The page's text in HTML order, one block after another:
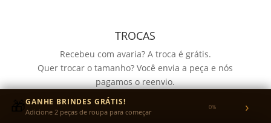
TROCAS
Recebeu com avaria? A troca é grátis.
Quer trocar o tamanho? Você envia a peça e nós
pagamos o reenvio.
Garantia de 30 dias para defeitos de fabricação no
tecido ou na estampa.
🎁GANHE BRINDES GRÁTIS!
Adicione 2 peças de roupa para começar 0% ›